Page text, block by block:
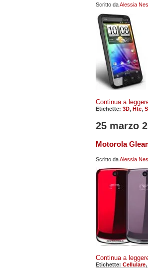
Scritto daAlessia
Continua a
Etichette: 3D, Htc,
25 marzo
Motorola
Scritto daAlessia
Continua a
Etichette: Cellulare,